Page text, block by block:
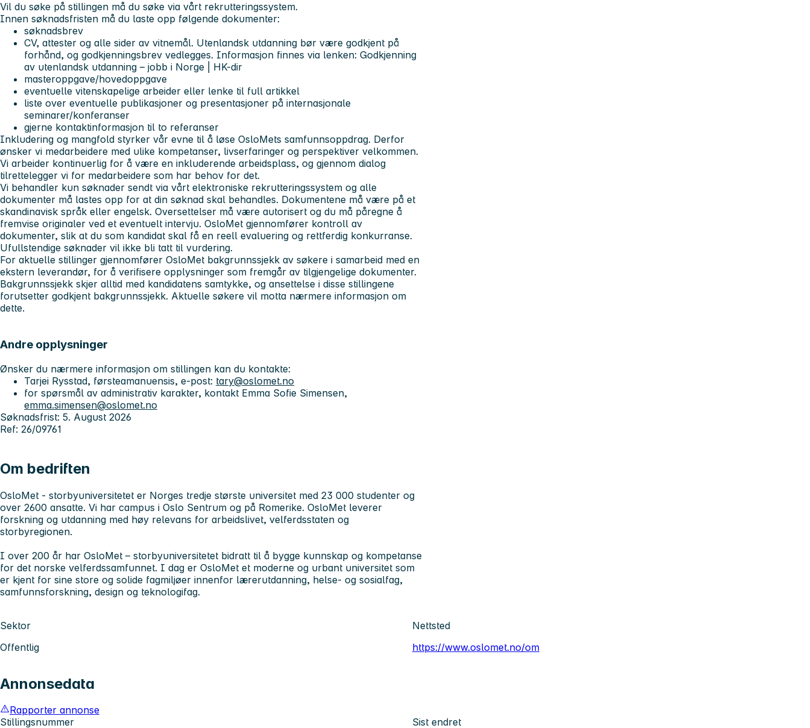
Vil du søke på stillingen må du søke via vårt rekrutteringssystem.
Innen søknadsfristen må du laste opp følgende dokumenter:
søknadsbrev
CV, attester og alle sider av vitnemål. Utenlandsk utdanning bør være godkjent på
forhånd, og godkjenningsbrev vedlegges. Informasjon finnes via lenken: Godkjenning
av utenlandsk utdanning – jobb i Norge | HK-dir
masteroppgave/hovedoppgave
eventuelle vitenskapelige arbeider eller lenke til full artikkel
liste over eventuelle publikasjoner og presentasjoner på internasjonale
seminarer/konferanser
gjerne kontaktinformasjon til to referanser
Inkludering og mangfold styrker vår evne til å løse OsloMets samfunnsoppdrag. Derfor
ønsker vi medarbeidere med ulike kompetanser, livserfaringer og perspektiver velkommen.
Vi arbeider kontinuerlig for å være en inkluderende arbeidsplass, og gjennom dialog
tilrettelegger vi for medarbeidere som har behov for det.
Vi behandler kun søknader sendt via vårt elektroniske rekrutteringssystem og alle
dokumenter må lastes opp for at din søknad skal behandles. Dokumentene må være på et
skandinavisk språk eller engelsk. Oversettelser må være autorisert og du må påregne å
fremvise originaler ved et eventuelt intervju. OsloMet gjennomfører kontroll av
dokumenter, slik at du som kandidat skal få en reell evaluering og rettferdig konkurranse.
Ufullstendige søknader vil ikke bli tatt til vurdering.
For aktuelle stillinger gjennomfører OsloMet bakgrunnssjekk av søkere i samarbeid med en
ekstern leverandør, for å verifisere opplysninger som fremgår av tilgjengelige dokumenter.
Bakgrunnssjekk skjer alltid med kandidatens samtykke, og ansettelse i disse stillingene
forutsetter godkjent bakgrunnssjekk. Aktuelle søkere vil motta nærmere informasjon om
dette.
Andre opplysninger
Ønsker du nærmere informasjon om stillingen kan du kontakte:
Tarjei Rysstad, førsteamanuensis, e-post: tary@oslomet.no
for spørsmål av administrativ karakter, kontakt Emma Sofie Simensen,
emma.simensen@oslomet.no
Søknadsfrist: 5. August 2026
Ref: 26/09761
Om bedriften
OsloMet - storbyuniversitetet er Norges tredje største universitet med 23 000 studenter og
over 2600 ansatte. Vi har campus i Oslo Sentrum og på Romerike. OsloMet leverer
forskning og utdanning med høy relevans for arbeidslivet, velferdsstaten og
storbyregionen.
I over 200 år har OsloMet – storbyuniversitetet bidratt til å bygge kunnskap og kompetanse
for det norske velferdssamfunnet. I dag er OsloMet et moderne og urbant universitet som
er kjent for sine store og solide fagmiljøer innenfor lærerutdanning, helse- og sosialfag,
samfunnsforskning, design og teknologifag.
Sektor
Offentlig
Nettsted
https://www.oslomet.no/om
Annonsedata
Rapporter annonse
Stillingsnummer
Sist endret